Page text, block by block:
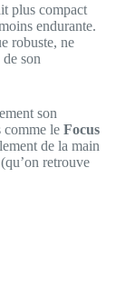
plus compact
endurante.
robuste, ne
son
son
comme le Focus
de la main
retrouve